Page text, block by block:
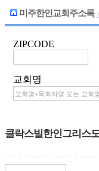
미주한인교회주소록 >
ZIPCODE
교회명
클락스빌한인그리스